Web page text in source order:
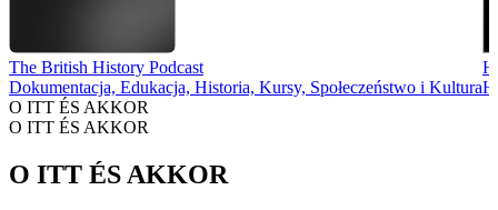
The British History Podcast
Dokumentacja, Edukacja, Historia, Kursy, Społeczeństwo i Kultura
O ITT ÉS AKKOR
O ITT ÉS AKKOR
O ITT ÉS AKKOR